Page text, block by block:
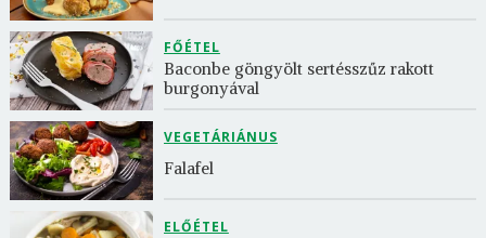
FŐÉTEL
Baconbe göngyölt sertésszűz rakott
burgonyával
VEGETÁRIÁNUS
Falafel
ELŐÉTEL